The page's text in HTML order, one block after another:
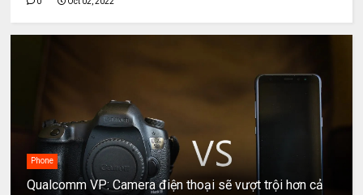
Phone
Qualcomm VP: Camera điện thoại sẽ vượt trội hơn cả